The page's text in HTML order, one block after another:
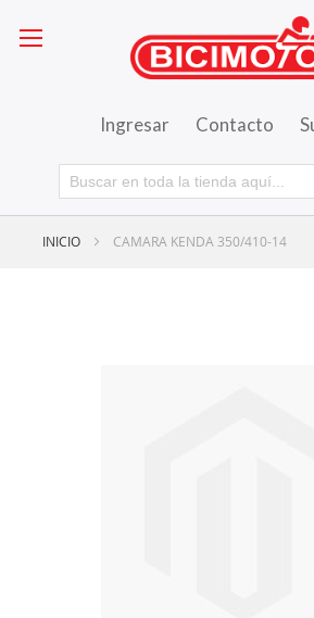
Ingresar Contacto
INICIO CAMARA KENDA 350/410-14